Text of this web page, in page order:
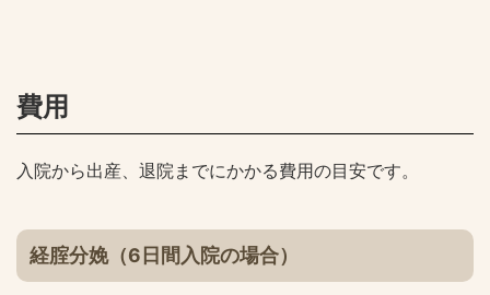
費用
入院から出産、退院までにかかる費用の目安です。
経腟分娩（6日間入院の場合）